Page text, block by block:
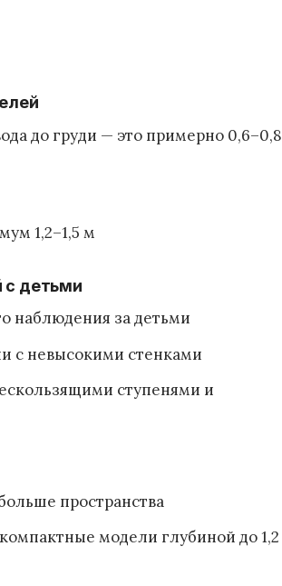
до груди — это примерно 0,6–0,8
1,2–1,5 м
с детьми
наблюдения за детьми
с невысокими стенками
ступенями и
пространства
модели глубиной до 1,2